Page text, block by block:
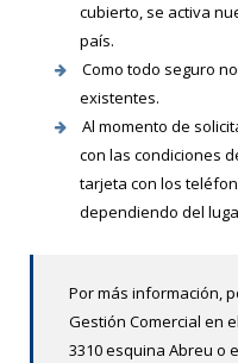
cubierto, se activa
país.
Como todo seguro
existentes.
Al momento de
con las condiciones
tarjeta con los
dependiendo del
Por más información,
Gestión Comercial en
3310 esquina Abreu o